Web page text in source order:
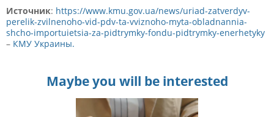
Источник: https://www.kmu.gov.ua/news/uriad-zatverdyv-
perelik-zvilnenoho-vid-pdv-ta-vviznoho-myta-obladnannia-
shcho-importuietsia-za-pidtrymky-fondu-pidtrymky-enerhetyky
– КМУ Украины.
Maybe you will be interested